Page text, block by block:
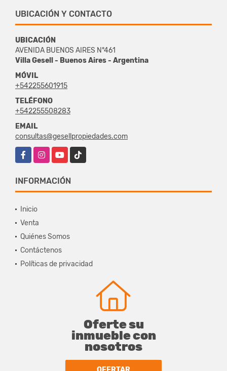
UBICACIÓN Y CONTACTO
UBICACIÓN
AVENIDA BUENOS AIRES N°461
Villa Gesell - Buenos Aires - Argentina
MÓVIL
+542255601915
TELÉFONO
+542255508283
EMAIL
consultas@gesellpropiedades.com
FacebookInstagramYouTubeTikTok
INFORMACIÓN
Inicio
Venta
Quiénes Somos
Contáctenos
Políticas de privacidad
Oferte su
inmueble con
nosotros